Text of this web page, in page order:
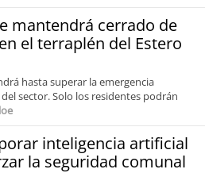
mantendrá cerrado de
el terraplén del Estero
hasta superar la emergencia
sector. Solo los residentes podrán
inteligencia artificial
la seguridad comunal